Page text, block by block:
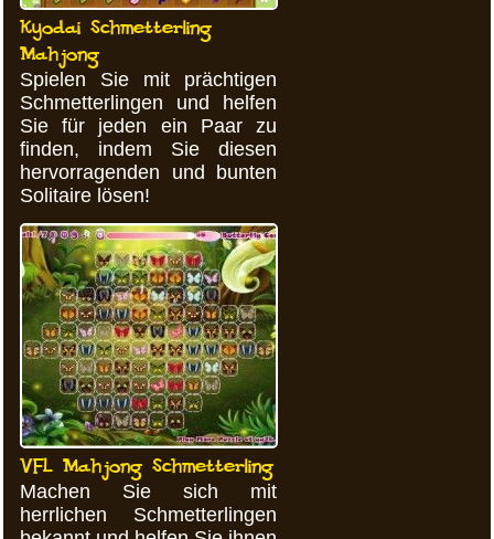
Kyodai Schmetterling
Mahjong
Spielen Sie mit prächtigen
Schmetterlingen und helfen
Sie für jeden ein Paar zu
finden, indem Sie diesen
hervorragenden und bunten
Solitaire lösen!
VFL Mahjong Schmetterling
Machen Sie sich mit
herrlichen Schmetterlingen